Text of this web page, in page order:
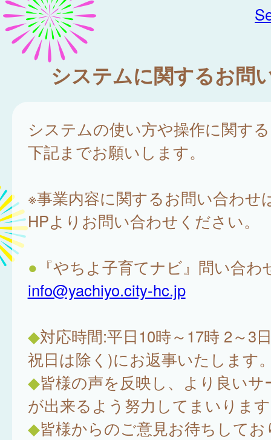
システムに関するお問
システムの使い方や操作に関す
下記までお願いします。
※事業内容に関するお問い合わせ
HPよりお問い合わせください。
● 『やちよ子育てナビ』問い合わ
info@yachiyo.city-hc.jp
◆対応時間:平日10時～17時 2～3
祝日は除く)にお返事いたします
◆皆様の声を反映し、より良いサ
が出来るよう努力してまいりま
◆皆様からのご意見お待ちしてお